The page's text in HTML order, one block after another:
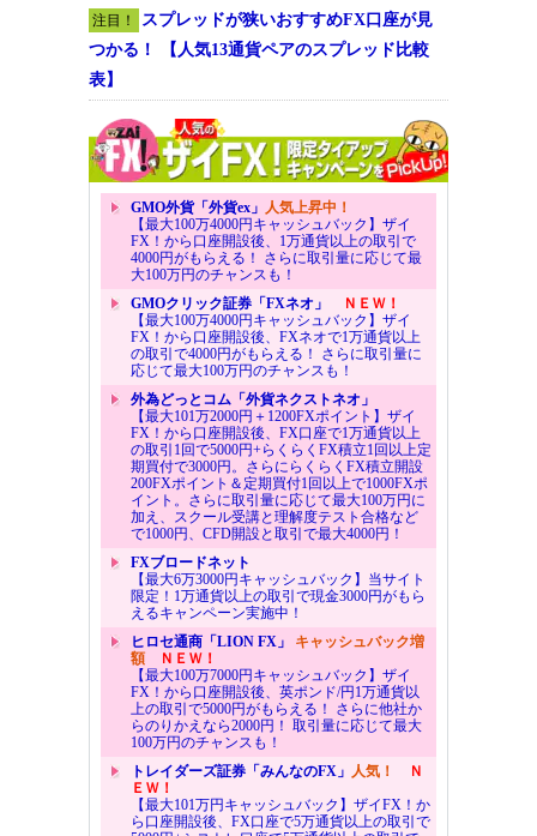
注目！
スプレッドが狭いおすすめFX口座が見
つかる！ 【人気13通貨ペアのスプレッド比較
表】
GMO外貨「外貨ex」 人気上昇中！
【最大100万4000円キャッシュバック】ザイ
FX！から口座開設後、1万通貨以上の取引で
4000円がもらえる！ さらに取引量に応じて最
大100万円のチャンスも！
GMOクリック証券「FXネオ」
ＮＥＷ！
【最大100万4000円キャッシュバック】ザイ
FX！から口座開設後、FXネオで1万通貨以上
の取引で4000円がもらえる！ さらに取引量に
応じて最大100万円のチャンスも！
外為どっとコム「外貨ネクストネオ」
【最大101万2000円＋1200FXポイント】ザイ
FX！から口座開設後、FX口座で1万通貨以上
の取引1回で5000円+らくらくFX積立1回以上定
期買付で3000円。さらにらくらくFX積立開設
200FXポイント＆定期買付1回以上で1000FXポ
イント。さらに取引量に応じて最大100万円に
加え、スクール受講と理解度テスト合格など
で1000円、CFD開設と取引で最大4000円！
FXブロードネット
【最大6万3000円キャッシュバック】当サイト
限定！1万通貨以上の取引で現金3000円がもら
えるキャンペーン実施中！
ヒロセ通商「LION FX」 キャッシュバック増
額ＮＥＷ！
【最大100万7000円キャッシュバック】ザイ
FX！から口座開設後、英ポンド/円1万通貨以
上の取引で5000円がもらえる！ さらに他社か
らのりかえなら2000円！ 取引量に応じて最大
100万円のチャンスも！
トレイダーズ証券「みんなのFX」 人気！
Ｎ
ＥＷ！
【最大101万円キャッシュバック】ザイFX！か
ら口座開設後、FX口座で5万通貨以上の取引で